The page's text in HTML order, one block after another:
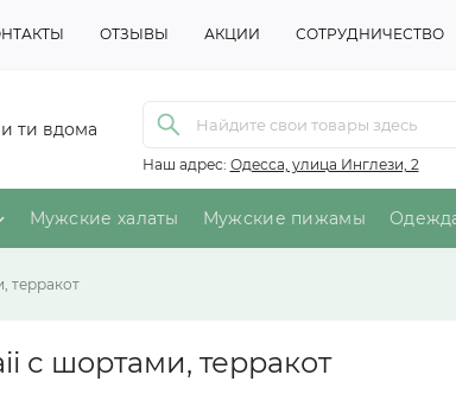
ОТЗЫВЫ АКЦИИ СОТРУДНИЧЕСТВО
ти вдома
Наш адрес: Одесса, улица Инглези, 2
Мужские халаты Мужские пижамы
терракот
с шортами, терракот